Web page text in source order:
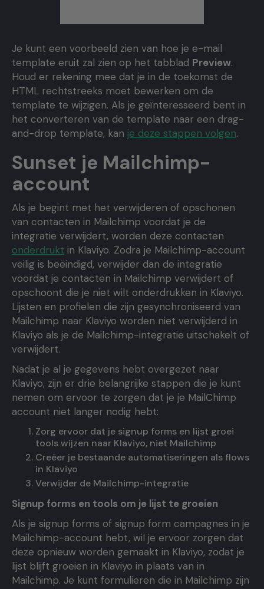
Je kunt een voorbeeld zien van hoe je e-mail
template eruit zal zien op het tabblad Preview.
Houd er rekening mee dat je in de toekomst de
HTML rechtstreeks moet bewerken om de
template te wijzigen. Als je geïnteresseerd bent in
het converteren van de template naar een drag-
and-drop template, kan je deze stappen volgen.
Sunset je Mailchimp-
account
Als je begint met het verwijderen of opschonen
van contacten in Mailchimp voordat je de
integratie verwijdert, worden deze contacten
onderdrukt in Klaviyo. Zodra je Mailchimp-account
veilig is beëindigd, verwijder dan de integratie
voordat je contacten in Mailchimp verwijdert of
opschoont die je niet wilt onderdrukken in Klaviyo.
Lijsten en profielen die zijn gesynchroniseerd van
Mailchimp naar Klaviyo worden niet verwijderd in
Klaviyo als je de Mailchimp-integratie uitschakelt of
verwijdert.
Nadat je al je gegevens hebt overgezet naar
Klaviyo, zijn er drie belangrijke stappen die je kunt
nemen om ervoor te zorgen dat je je MailChimp
account niet langer nodig hebt:
Zorg ervoor dat je signup forms en lijst groei
tools wijzen naar Klaviyo, niet Mailchimp
Creëer je bestaande automatiseringen als flows
in Klaviyo
Verwijder de Mailchimp-integratie
Signup forms en tools om je lijst te groeien
Als je signup forms of signup form campagnes in je
Mailchimp-account hebt, wil je ervoor zorgen dat
deze opnieuw worden gemaakt in Klaviyo, zodat je
lijst blijft groeien in Klaviyo in plaats van in
Mailchimp. Je kunt formulieren die in Mailchimp zijn